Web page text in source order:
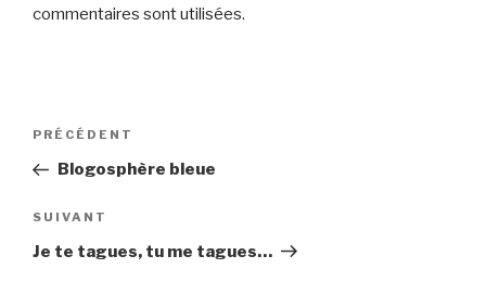
commentaires sont utilisées.
Navigation
l’article
Article
précédent
PRÉCÉDENT
Blogosphère bleue
Article
suivant
SUIVANT
Je te tagues, tu me tagues…